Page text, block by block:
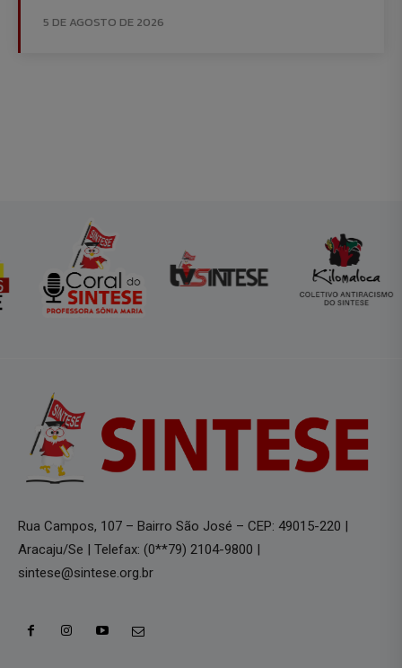
5 DE AGOSTO DE 2026
Rua Campos, 107 – Bairro São José – CEP: 49015-220 |
Aracaju/Se | Telefax: (0**79) 2104-9800 |
sintese@sintese.org.br